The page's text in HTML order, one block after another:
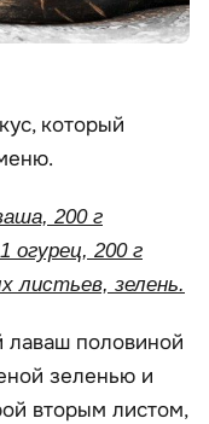
который
200 г
огурец, 200 г
листьев, зелень.
половиной
зеленью и
вторым листом,